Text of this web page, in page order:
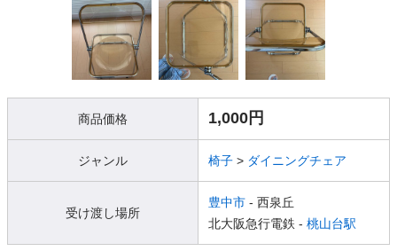
商品価格 1,000円
ジャンル 椅子 > ダイニングチェア
受け渡し場所
豊中市 - 西泉丘
北大阪急行電鉄 - 桃山台駅